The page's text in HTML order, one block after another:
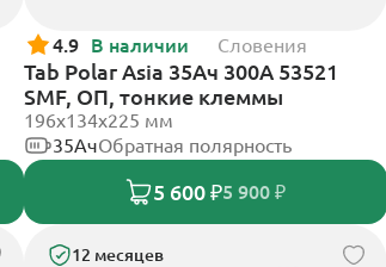
4.9 В наличии Словения
Tab Polar Asia 35Ач 300А 53521
SMF, ОП, тонкие клеммы
196x134x225 мм
35АчОбратная полярность
5 600 ₽5 900 ₽
12 месяцев